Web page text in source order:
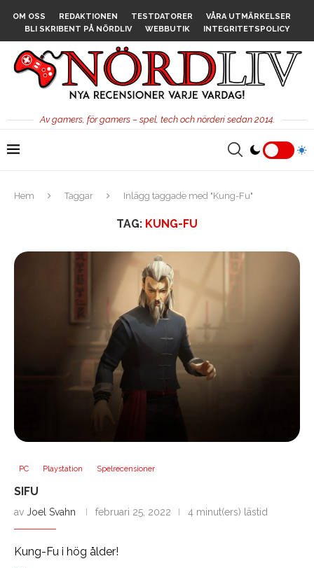
OM OSS REDAKTIONEN TESTDATORER
VÅRA UTMÄRKELSER
BLI SKRIBENT PÅ NÖRDLIV
WEBBUTIK INTEGRITETSPOLICY
Av gamers, för gamers – spel, tech och nörderi sedan 2014.
Hem Taggar Inlägg taggade med "Kung-Fu"
TAG: KUNG-FU
PC Playstation Spelrecensioner
SIFU
av Joel Svahn februari 25, 2022 4 minut(ers) lästid
Kung-Fu i hög ålder!